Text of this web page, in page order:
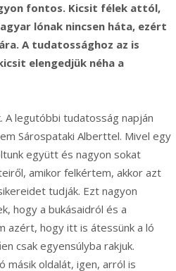
fontos. Kicsit félek attól,
lónak nincsen háta, ezért
A tudatossághoz az is
elengedjük néha a
A legutóbbi tudatosság napján
Sárospataki Alberttel. Mivel egy
együtt és nagyon sokat
amikor felkértem, akkor azt
tudják. Ezt nagyon
hogy a bukásaidról és a
azért, hogy itt is átessünk a ló
csak egyensúlyba rakjuk.
másik oldalát, igen, arról is